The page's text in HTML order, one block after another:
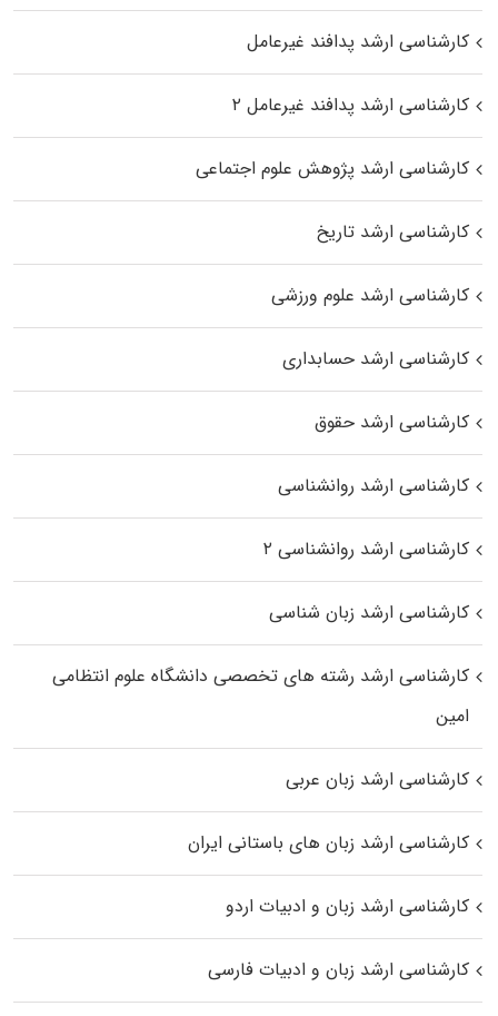
کارشناسی ارشد پدافند غیرعامل
کارشناسی ارشد پدافند غیرعامل ۲
کارشناسی ارشد پژوهش علوم اجتماعی
کارشناسی ارشد تاریخ
کارشناسی ارشد علوم ورزشی
کارشناسی ارشد حسابداری
کارشناسی ارشد حقوق
کارشناسی ارشد روانشناسی
کارشناسی ارشد روانشناسی ۲
کارشناسی ارشد زبان شناسی
کارشناسی ارشد رﺷﺘﻪ ﻫﺎی تخصصی داﻧﺸﮕﺎه ﻋﻠﻮم انتظامی
اﻣﻴﻦ
کارشناسی ارشد زبان عربی
کارشناسی ارشد زبان‌ های باستانی ایران
کارشناسی ارشد زبان و ادبیات اردو
کارشناسی ارشد زبان و ادبیات فارسی